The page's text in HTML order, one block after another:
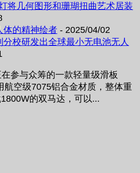
将几何图形和珊瑚扭曲艺术居装
体的精神绘者 - 2025/04/02
分校研发出全球最小无电池无人
参与众筹的一款轻量级滑板
航空级7075铝合金材质，整体重
的双马达，可以...